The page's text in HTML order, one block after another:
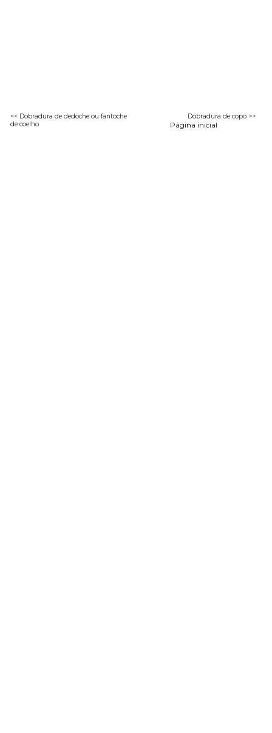
<< Dobradura de dedoche ou fantoche
de coelho
Dobradura de copo >>
Página inicial